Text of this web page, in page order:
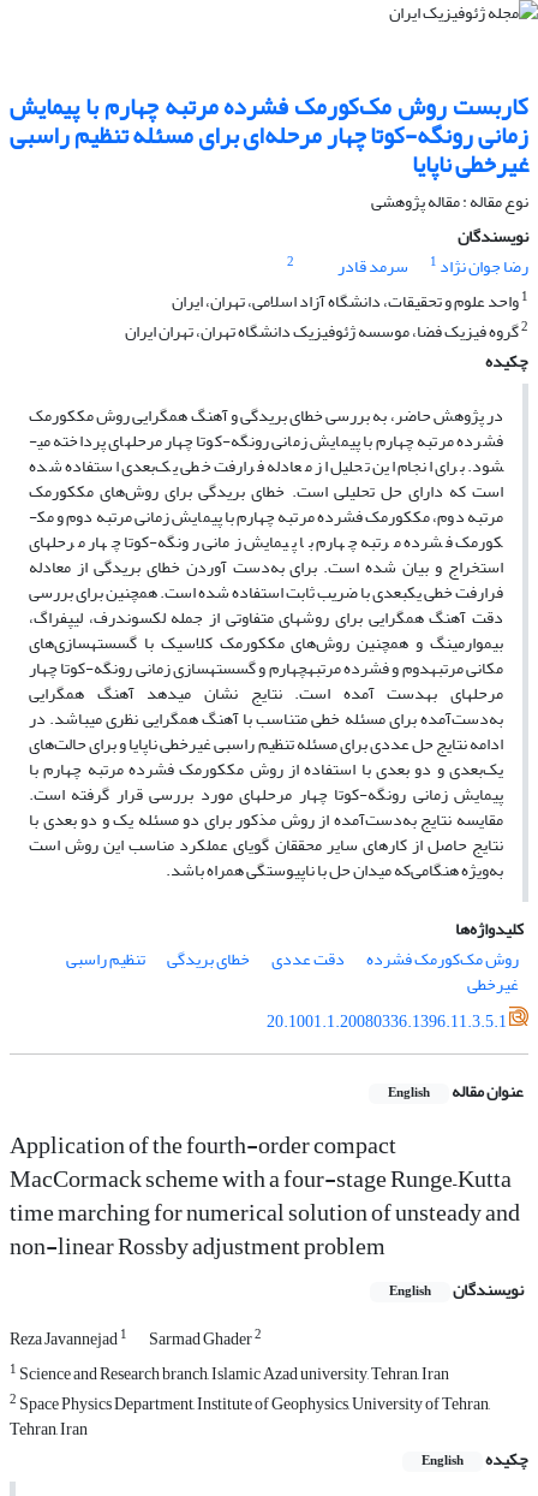
کاربست روش مک‌کورمک فشرده مرتبه چهارم با پیمایش
زمانی رونگه‌-کوتا چهار مرحله‌ای برای مسئله تنظیم راسبی
غیرخطی ناپایا
نوع مقاله : مقاله پژوهشی‌
نویسندگان
رضا جوان نژاد 1 سرمد قادر
2
1واحد علوم و تحقیقات، دانشگاه آزاد اسلامی، تهران، ایران
2گروه فیزیک فضا، موسسه ژئوفیزیک دانشگاه تهران، تهران ایران
چکیده
در پژوهش حاضر، به بررسی خطای بریدگی و آهنگ همگرایی روش مک­کورمک
فشرده مرتبه چهارم با پیمایش زمانی رونگه-کوتا چهار مرحله­ای پرداخته می­
شود. برای انجام این تحلیل از معادله فرارفت خطی یک‌بعدی استفاده شده
است که دارای حل تحلیلی است. خطای بریدگی برای روش‌های مک­کورمک
مرتبه دوم، مک­کورمک فشرده مرتبه چهارم با پیمایش زمانی مرتبه دوم و مک­
کورمک فشرده مرتبه چهارم با پیمایش زمانی رونگه-کوتا چهار مرحله­ای
استخراج و بیان شده است. برای به‌دست آوردن خطای بریدگی از معادله
فرارفت خطی یک­بعدی با ضریب ثابت استفاده شده ‌است. همچنین برای بررسی
دقت آهنگ همگرایی برای روش­های متفاوتی از جمله لکس­وندرف، لیپ­فراگ،
بیم­وارمینگ و همچنین روش‌های مک­کورمک کلاسیک با گسسته­سازی‌های
مکانی مرتبه­دوم و فشرده مرتبه­چهارم و گسسته­سازی زمانی رونگه-کوتا چهار
مرحله­ای به­دست آمده است. نتایج نشان می­دهد آهنگ همگرایی
به‌دست‌آمده برای مسئله خطی متناسب با آهنگ همگرایی نظری می­باشد. در
ادامه نتایج حل عددی برای مسئله تنظیم راسبی غیرخطی ناپایا و برای حالت‌های
یک‌بعدی و دو بعدی با استفاده از روش مک­کورمک فشرده مرتبه چهارم با
پیمایش زمانی رونگه-کوتا چهار مرحله­ای مورد بررسی قرار گرفته است.
مقایسه نتایج به‌دست‌آمده از روش مذکور برای دو مسئله یک و دو بعدی با
نتایج حاصل از کارهای سایر محققان گویای عملکرد مناسب این روش است
به‌ویژه هنگامی‌که میدان حل با ناپیوستگی همراه باشد.
کلیدواژه‌ها
روش مک‌کورمک فشرده
دقت عددی خطای بریدگی تنظیم راسبی
غیرخطی
20.1001.1.20080336.1396.11.3.5.1
عنوان مقاله English
Application of the fourth-order compact
MacCormack scheme with a four-stage Runge–Kutta
time marching for numerical solution of unsteady and
non-linear Rossby adjustment problem
نویسندگان English
Reza Javannejad1 Sarmad Ghader2
1 Science and Research branch, Islamic Azad university, Tehran, Iran
2 Space Physics Department, Institute of Geophysics, University of Tehran,
Tehran, Iran
چکیده
English